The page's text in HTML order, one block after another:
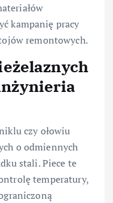
kampanię pracy
remontowych.
czy ołowiu
o odmiennych
stali. Piece te
temperatury,